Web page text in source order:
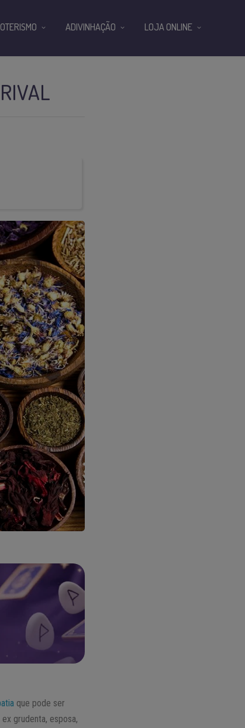
que pode ser
grudenta, esposa,
ADIVINHAÇÃO LOJA ONLINE